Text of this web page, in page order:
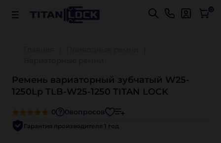
Важно! Для оплаты заказов Подробнее 0
Ремень вариаторный зубчатый W25-
1250Lp TLB-W25-1250 TITAN LOCK
0 0вопросов
Гарантия производителя 1 год